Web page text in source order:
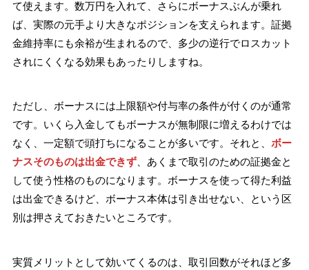
て使えます。数万円を入れて、さらにボーナスぶんが乗れ
ば、実際の元手より大きなポジションを支えられます。証拠
金維持率にも余裕が生まれるので、多少の逆行でロスカット
されにくくなる効果もあったりしますね。
ただし、ボーナスには上限額や付与率の条件が付くのが通常
です。いくら入金してもボーナスが無制限に増えるわけでは
なく、一定額で頭打ちになることが多いです。それと、 ボー
ナスそのものは出金できず、あくまで取引のための証拠金と
して使う性格のものになります。ボーナスを使って得た利益
は出金できるけど、ボーナス本体は引き出せない、という区
別は押さえておきたいところです。
実質メリットとして効いてくるのは、取引回数がそれほど多